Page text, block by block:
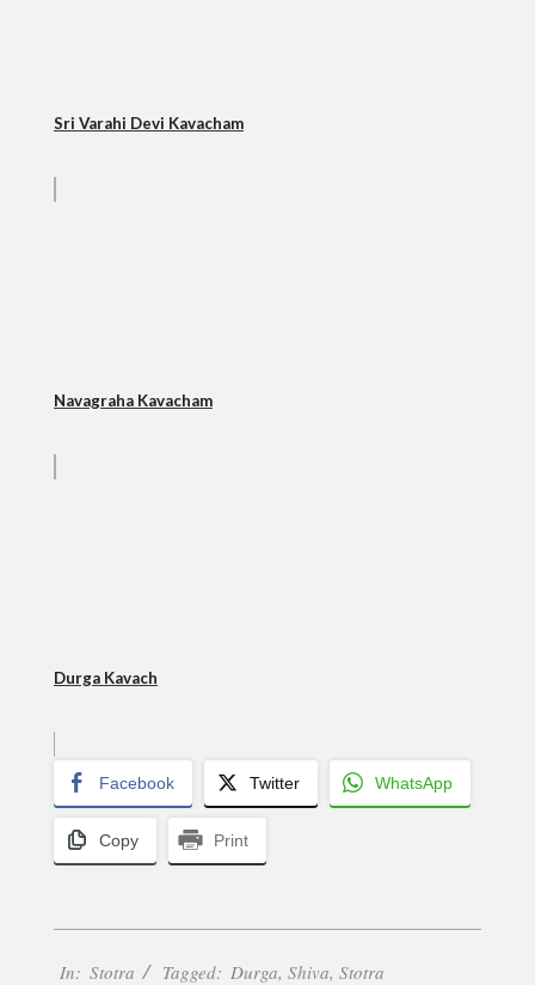
Sri Varahi Devi Kavacham
Navagraha Kavacham
Durga Kavach
Facebook Twitter WhatsApp
Copy Print
07-
In: Stotra Tagged: Durga, Shiva, Stotra